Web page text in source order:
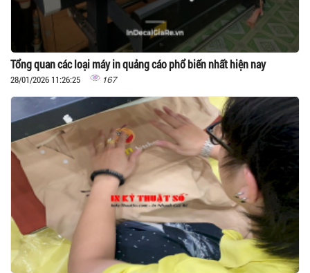
Tổng quan các loại máy in quảng cáo phổ biến nhất hiện nay
28/01/2026 11:26:25 167